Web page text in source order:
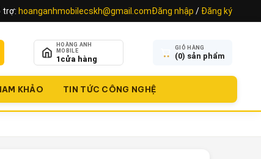
trợ: hoanganhmobilecskh@gmail.comĐăng nhập / Đăng ký
HOÀNG ANH
MOBILE
1 cửa hàng
GIỎ HÀNG
(0) sản phẩm
KHẢO TIN TỨC CÔNG NGHỆ